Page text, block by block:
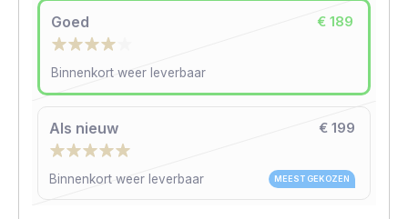
Goed € 189
Binnenkort weer leverbaar
Als nieuw
MEEST GEKOZEN
€ 199
Binnenkort weer leverbaar